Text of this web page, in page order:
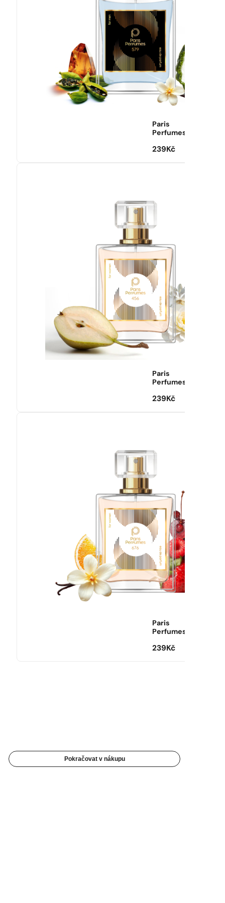
Paris
Perfumes
239 Kč
Paris
Perfumes
239 Kč
Paris
Perfumes
239 Kč
Pokračovat v nákupu